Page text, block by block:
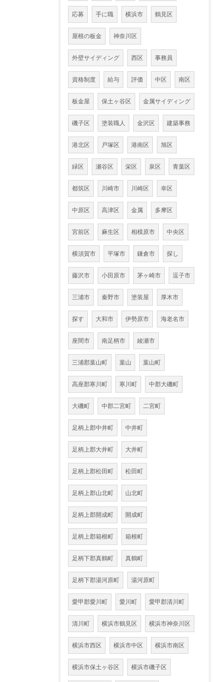
応募 手に職 横浜市 鶴見区
屋根の板金 神奈川区
外壁サイディング 西区 事務員
資格制度 給与 評価 中区 南区
板金屋 保土ヶ谷区 金属サイディング
磯子区 塗装職人 金沢区 建築事務
港北区 戸塚区 港南区 旭区
緑区 瀬谷区 栄区 泉区 青葉区
都筑区 川崎市 川崎区 幸区
中原区 高津区 金属 多摩区
宮前区 麻生区 相模原市 中央区
横須賀市 平塚市 鎌倉市 探し
藤沢市 小田原市 茅ヶ崎市 逗子市
三浦市 秦野市 塗装屋 厚木市
探す 大和市 伊勢原市 海老名市
座間市 南足柄市 綾瀬市
三浦郡葉山町 葉山 葉山町
高座郡寒川町 寒川町 中郡大磯町
大磯町 中郡二宮町 二宮町
足柄上郡中井町 中井町
足柄上郡大井町 大井町
足柄上郡松田町 松田町
足柄上郡山北町 山北町
足柄上郡開成町 開成町
足柄上郡箱根町 箱根町
足柄下郡真鶴町 真鶴町
足柄下郡湯河原町 湯河原町
愛甲郡愛川町 愛川町 愛甲郡清川町
清川町 横浜市鶴見区 横浜市神奈川区
横浜市西区 横浜市中区 横浜市南区
横浜市保土ヶ谷区 横浜市磯子区